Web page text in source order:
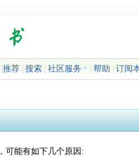
推荐| 搜索| 社区服务 帮助 订阅
可能有如下几个原因: